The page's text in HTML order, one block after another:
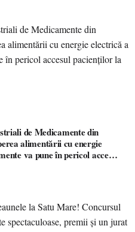
de Medicamente din
alimentării cu energie
va pune în pericol accesul